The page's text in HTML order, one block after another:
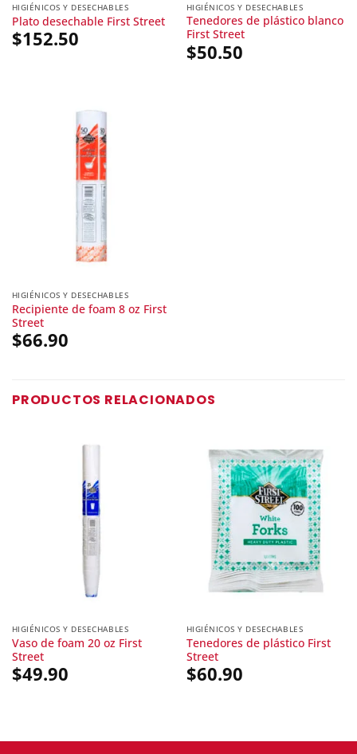
HIGIÉNICOS Y DESECHABLES
Plato desechable First Street
$152.50
HIGIÉNICOS Y DESECHABLES
Tenedores de plástico blanco
First Street
$50.50
HIGIÉNICOS Y DESECHABLES
Recipiente de foam 8 oz First
Street
$66.90
PRODUCTOS RELACIONADOS
HIGIÉNICOS Y DESECHABLES
Vaso de foam 20 oz First
Street
$49.90
HIGIÉNICOS Y DESECHABLES
Tenedores de plástico First
Street
$60.90